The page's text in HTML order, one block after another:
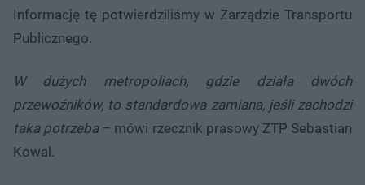
Informację tę potwierdziliśmy w Zarządzie Transportu
Publicznego.
W dużych metropoliach, gdzie działa dwóch
przewoźników, to standardowa zamiana, jeśli zachodzi
taka potrzeba– mówi rzecznik prasowy ZTP Sebastian
Kowal.